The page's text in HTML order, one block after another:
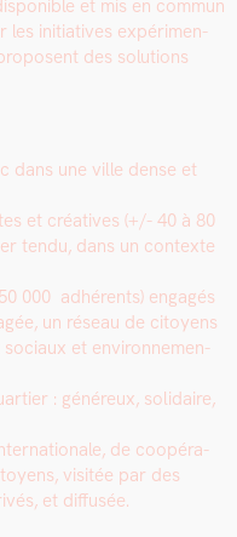
et mis en com­mun
les ini­tia­tives expéri­men­
des solu­tions
dans une ville dense et
et créa­tives (+/- 40 à 80
ten­du, dans un con­texte
000 adhérents) engagés
un réseau de citoyens
soci­aux et envi­ron­nemen­
: généreux, sol­idaire,
de coopéra­
vis­itée par des
et dif­fusée.